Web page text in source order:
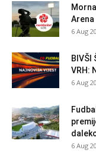
6 Aug
BIVŠI
VRH:
6 Aug
6 Aug